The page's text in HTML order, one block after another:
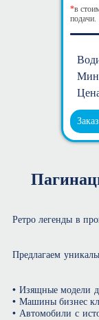
*в
подачи.
Ретро легенды в
Предлагаем
• Изящные модели
• Машины бизнес
• Автомобили с